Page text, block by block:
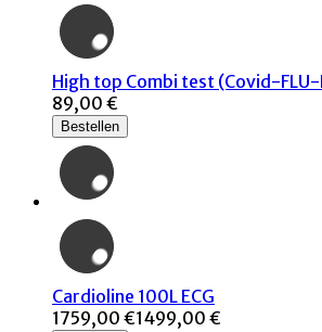
High top Combi test (Covid-FLU-
89,00 €
Bestellen
Cardioline 100L ECG
1759,00 €1499,00 €